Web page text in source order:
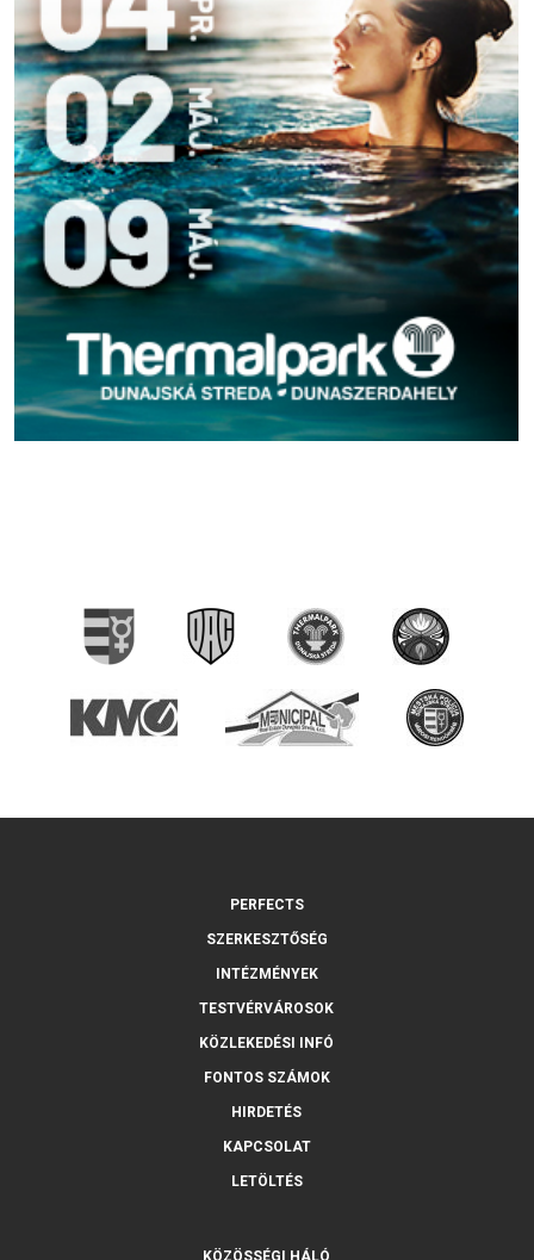
PERFECTS
SZERKESZTŐSÉG
INTÉZMÉNYEK
TESTVÉRVÁROSOK
KÖZLEKEDÉSI INFÓ
FONTOS SZÁMOK
HIRDETÉS
KAPCSOLAT
LETÖLTÉS